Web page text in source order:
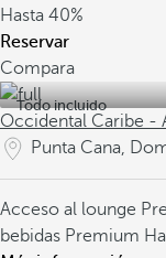
Hasta 40%
Reservar
Compara
Todo incluido
Occidental Caribe -
Punta Cana,
Acceso al lounge
bebidas Premium